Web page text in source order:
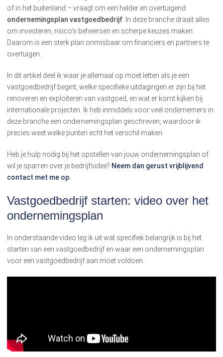
of in het buitenland – vraagt om een helder en overtuigend
ondernemingsplan vastgoedbedrijf. In deze branche draait alles
om investeren, risico’s beheersen en scherpe keuzes maken.
Daarom is een sterk plan onmisbaar om financiers en partners te
overtuigen.
In dit artikel deel ik waar je allemaal op moet letten als je een
vastgoedbedrijf begint, welke specifieke uitdagingen er zijn bij het
renoveren en exploiteren van vastgoed, en wat er komt kijken bij
internationale projecten. Ik heb inmiddels voor veel ondernemers in
deze branche een ondernemingsplan geschreven, waardoor ik
precies weet welke punten echt het verschil maken.
Heb je hulp nodig bij het opstellen van jouw ondernemingsplan of
wil je sparren over je bedrijfsidee? Neem dan gerust vrijblijvend
contact met me op.
Vastgoedbedrijf starten: video over het
ondernemingsplan
In onderstaande video leg ik uit wat specifiek belangrijk is bij het
starten van een vastgoedbedrijf en waar een ondernemingsplan
voor een vastgoedbedrijf aan moet voldoen.